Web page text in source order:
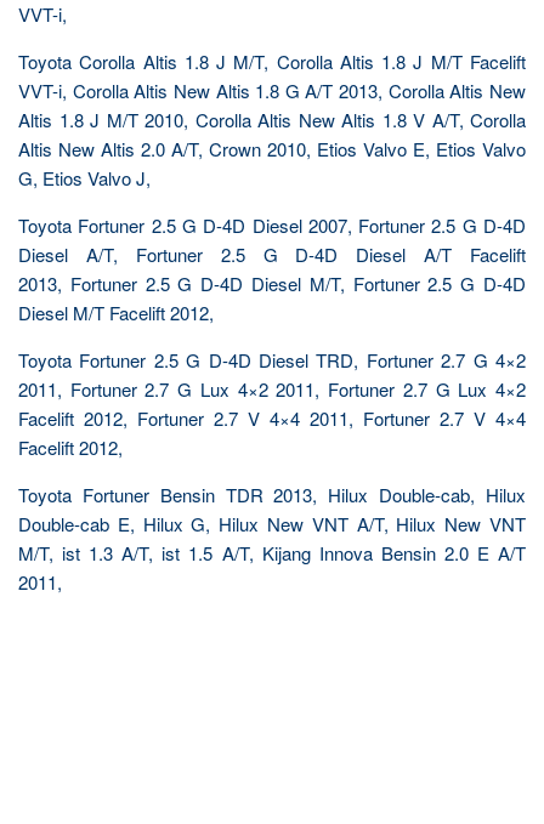
VVT-i,
Toyota Corolla Altis 1.8 J M/T, Corolla Altis 1.8 J M/T Facelift
VVT-i, Corolla Altis New Altis 1.8 G A/T 2013, Corolla Altis New
Altis 1.8 J M/T 2010, Corolla Altis New Altis 1.8 V A/T, Corolla
Altis New Altis 2.0 A/T, Crown 2010, Etios Valvo E, Etios Valvo
G, Etios Valvo J,
Toyota Fortuner 2.5 G D-4D Diesel 2007, Fortuner 2.5 G D-4D
Diesel A/T, Fortuner 2.5 G D-4D Diesel A/T Facelift
2013, Fortuner 2.5 G D-4D Diesel M/T, Fortuner 2.5 G D-4D
Diesel M/T Facelift 2012,
Toyota Fortuner 2.5 G D-4D Diesel TRD, Fortuner 2.7 G 4×2
2011, Fortuner 2.7 G Lux 4×2 2011, Fortuner 2.7 G Lux 4×2
Facelift 2012, Fortuner 2.7 V 4×4 2011, Fortuner 2.7 V 4×4
Facelift 2012,
Toyota Fortuner Bensin TDR 2013, Hilux Double-cab, Hilux
Double-cab E, Hilux G, Hilux New VNT A/T, Hilux New VNT
M/T, ist 1.3 A/T, ist 1.5 A/T, Kijang Innova Bensin 2.0 E A/T
2011,